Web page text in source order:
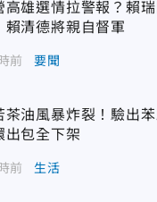
高雄選情拉警報？賴
清德將親自督軍
前 要聞
茶油風暴炸裂！驗出
出包全下架
前 生活